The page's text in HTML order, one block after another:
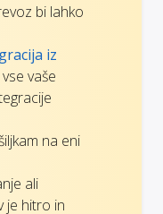
bi lahko
iz
vaše
na eni
ali
je hitro in